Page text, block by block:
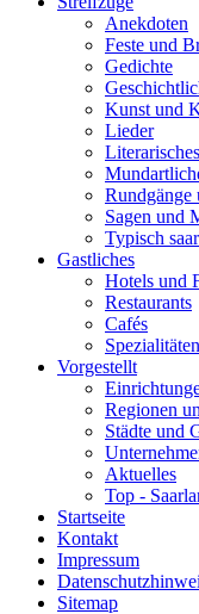
Anekdoten
Feste und
Gedichte
Kunst und
Lieder
Literarisches
Rundgänge
Sagen und
Typisch
Gastliches
Hotels und
Restaurants
Cafés
Spezialitäten
Vorgestellt
Regionen
Städte und
Aktuelles
Top -
Startseite
Kontakt
Impressum
Sitemap